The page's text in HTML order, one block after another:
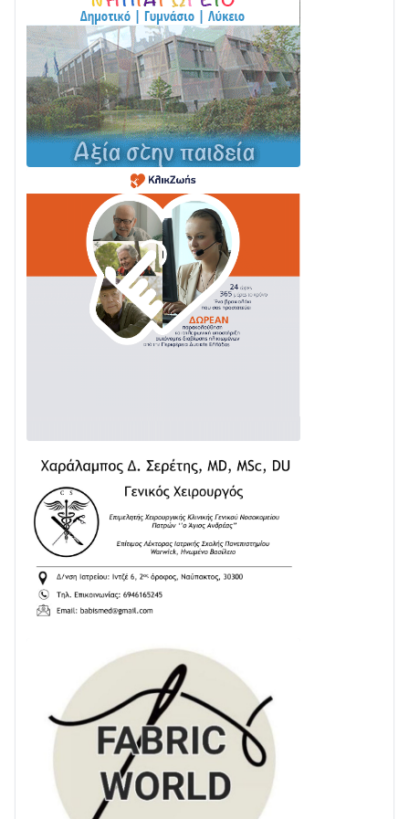
Στο σκοτάδι μεγάλο μέρος στο Λυγιά Ναυπάκτου
04/08 • 19:47
Σε τροχιά υλοποίησης η Παράκαμψη του Κέντρου
της Ναυπάκτου
04/08 • 12:08
Σε φουλ ρυθμούς το τμήμα Βόνιτσα – Άγιος Νικόλαος
| Αυτοψία Καββαδά
Με Αρχιερατική Λαμπρότητα η Πανήγυρη της
Μεταμορφώσεως του Σωτήρος στο Γολέμι
03/08 • 07:45
Ενισχύεται η Πολιτική Προστασία στο Δήμο Αγρινίου
με δύο νέα υδροφόρα οχήματα
02/08 • 18:26
Διαβάστε την «Ναυπακτία» που κυκλοφορεί
24/07 • 11:31